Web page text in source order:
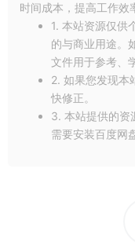
时间成本，提高工作效
1. 本站资源仅供
的与商业用途。
文件用于参考、
2. 如果您发现本
快修正。
3. 本站提供的资
需要安装百度网